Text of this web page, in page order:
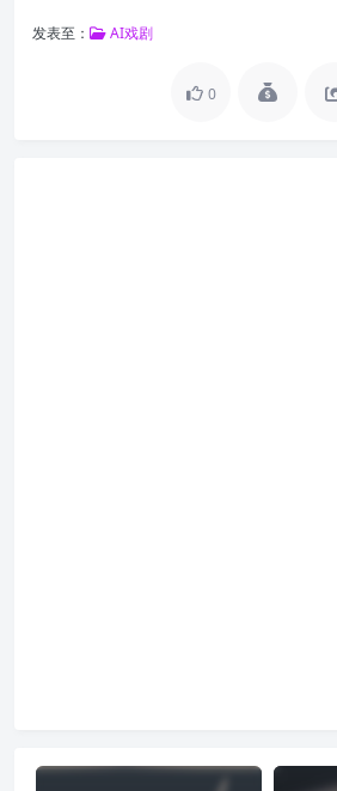
发表至： AI戏剧
0